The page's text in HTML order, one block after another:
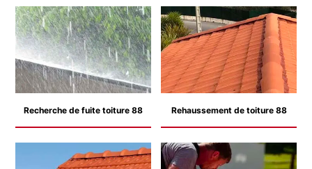
Recherche de fuite toiture 88 Rehaussement de toiture 88